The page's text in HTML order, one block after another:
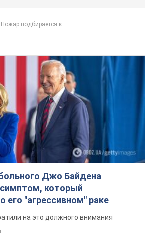
Джо Байдена
который
его "агрессивном" раке
на это должного внимания
умерла 13-летняя
в результате
на Сумскую
обстрела